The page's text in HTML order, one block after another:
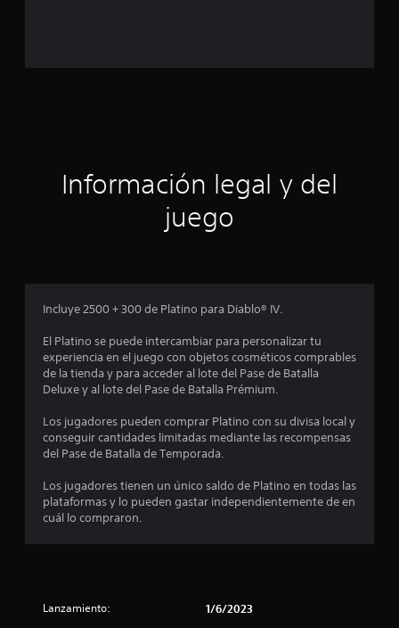
i
o
s
r
l
a
Información legal y del
juego
Incluye 2500 + 300 de Platino para Diablo® IV.
El Platino se puede intercambiar para personalizar tu
experiencia en el juego con objetos cosméticos comprables
de la tienda y para acceder al lote del Pase de Batalla
Deluxe y al lote del Pase de Batalla Prémium.
Los jugadores pueden comprar Platino con su divisa local y
conseguir cantidades limitadas mediante las recompensas
del Pase de Batalla de Temporada.
Los jugadores tienen un único saldo de Platino en todas las
plataformas y lo pueden gastar independientemente de en
cuál lo compraron.
Lanzamiento: 1/6/2023